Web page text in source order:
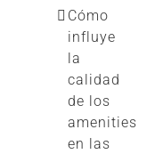
Cómo
influye
la
calidad
de los
amenities
en las